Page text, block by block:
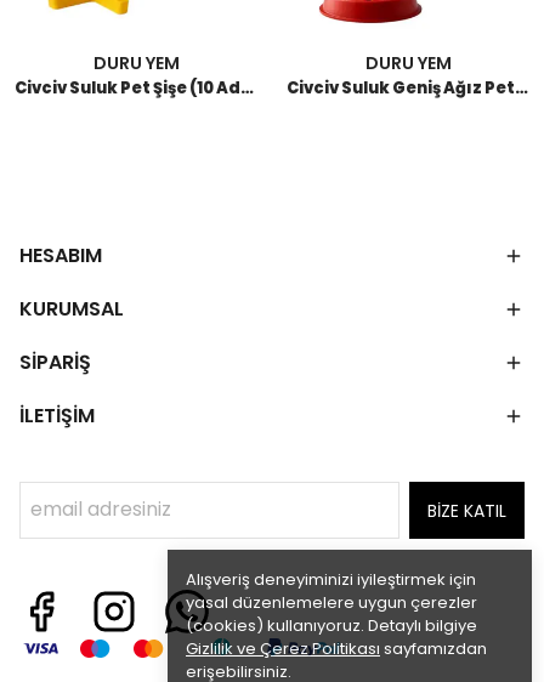
Alışveriş deneyiminizi iyileştirmek için
yasal düzenlemelere uygun çerezler
(cookies) kullanıyoruz. Detaylı bilgiye
Gizlilik ve Çerez Politikası sayfamızdan
erişebilirsiniz.
DURU YEM
Civciv Suluk Pet Şişe (10 Adet)
DURU YEM
Civciv Suluk Geniş Ağız Pet Şişe (10 Adet)
HESABIM
KURUMSAL
SİPARİŞ
İLETİŞİM
BİZE KATIL